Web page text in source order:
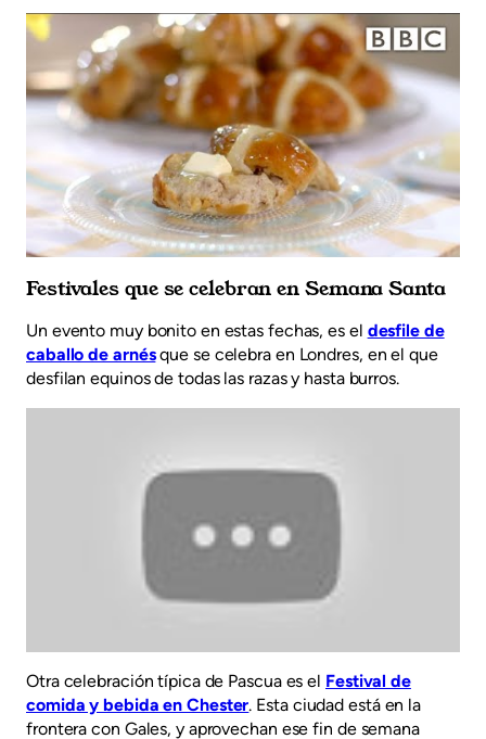
Festivales que se celebran en Semana Santa
Un evento muy bonito en estas fechas, es el desfile de
caballo de arnésque se celebra en Londres, en el que
desfilan equinos de todas las razas y hasta burros.
Otra celebración típica de Pascua es el Festival de
comida y bebida en Chester. Esta ciudad está en la
frontera con Gales, y aprovechan ese fin de semana